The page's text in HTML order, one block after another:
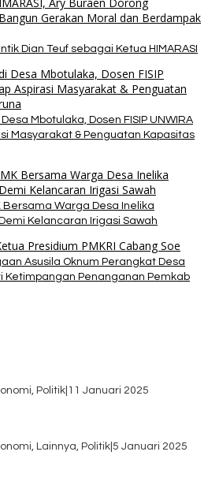
Dian Teuf sebagai Ketua HIMARASI
Mbotulaka, Dosen FISIP UNWIRA
Masyarakat & Penguatan Kapasitas
Bersama Warga Desa Inelika
Kelancaran Irigasi Sawah
Asusila Oknum Perangkat Desa
Ketimpangan Penanganan Pemkab
Politik 11 Januari 2025
Lainnya, Politik 5 Januari 2025